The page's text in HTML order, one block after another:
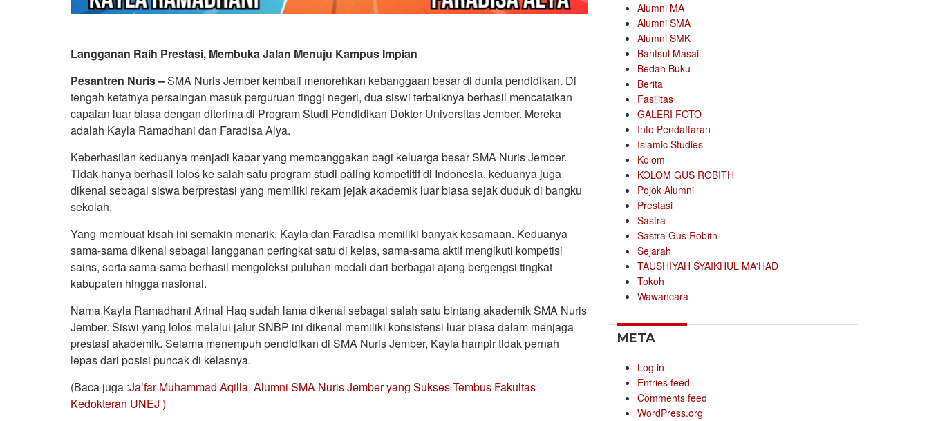
Langganan Raih Prestasi, Membuka Jalan Menuju Kampus Impian
Pesantren Nuris –SMA Nuris Jember kembali menorehkan kebanggaan besar di dunia pendidikan. Di
tengah ketatnya persaingan masuk perguruan tinggi negeri, dua siswi terbaiknya berhasil mencatatkan
capaian luar biasa dengan diterima di Program Studi Pendidikan Dokter Universitas Jember. Mereka
adalah Kayla Ramadhani dan Faradisa Alya.
Keberhasilan keduanya menjadi kabar yang membanggakan bagi keluarga besar SMA Nuris Jember.
Tidak hanya berhasil lolos ke salah satu program studi paling kompetitif di Indonesia, keduanya juga
dikenal sebagai siswa berprestasi yang memiliki rekam jejak akademik luar biasa sejak duduk di bangku
sekolah.
Yang membuat kisah ini semakin menarik, Kayla dan Faradisa memiliki banyak kesamaan. Keduanya
sama-sama dikenal sebagai langganan peringkat satu di kelas, sama-sama aktif mengikuti kompetisi
sains, serta sama-sama berhasil mengoleksi puluhan medali dari berbagai ajang bergengsi tingkat
kabupaten hingga nasional.
Nama Kayla Ramadhani Arinal Haq sudah lama dikenal sebagai salah satu bintang akademik SMA Nuris
Jember. Siswi yang lolos melalui jalur SNBP ini dikenal memiliki konsistensi luar biasa dalam menjaga
prestasi akademik. Selama menempuh pendidikan di SMA Nuris Jember, Kayla hampir tidak pernah
lepas dari posisi puncak di kelasnya.
(Baca juga :Ja’far Muhammad Aqilla, Alumni SMA Nuris Jember yang Sukses Tembus Fakultas
Kedokteran UNEJ )
Alumni MA
Alumni SMA
Alumni SMK
Bahtsul Masail
Bedah Buku
Berita
Fasilitas
GALERI FOTO
Info Pendaftaran
Islamic Studies
Kolom
KOLOM GUS ROBITH
Pojok Alumni
Prestasi
Sastra
Sastra Gus Robith
Sejarah
TAUSHIYAH SYAIKHUL MA'HAD
Tokoh
Wawancara
META
Log in
Entries feed
Comments feed
WordPress.org